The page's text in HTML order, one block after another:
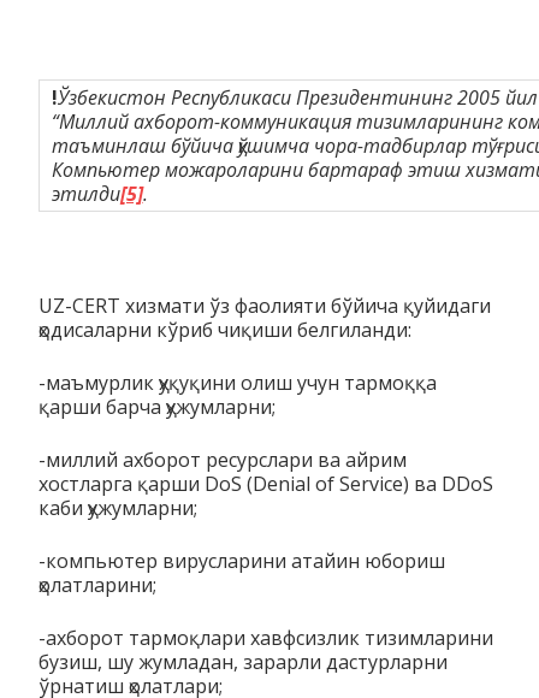
!Ўзбекистон Республикаси Президентининг 2005
“Миллий ахборот-коммуникация тизимларининг
таъминлаш бўйича қўшимча чора-тадбирлар
Компьютер можароларини бартараф этиш
этилди[5].
UZ-CERT хизмати ўз фаолияти бўйича қуйидаги
ҳодисаларни кўриб чиқиши белгиланди:
-маъмурлик ҳуқуқини олиш учун тармоққа
қарши барча ҳужумларни;
-миллий ахборот ресурслари ва айрим
хостларга қарши DoS (Denial of Service) ва DDoS
каби ҳужумларни;
-компьютер вирусларини атайин юбориш
ҳолатларини;
-ахборот тармоқлари хавфсизлик тизимларини
бузиш, шу жумладан, зарарли дастурларни
ўрнатиш ҳолатлари;